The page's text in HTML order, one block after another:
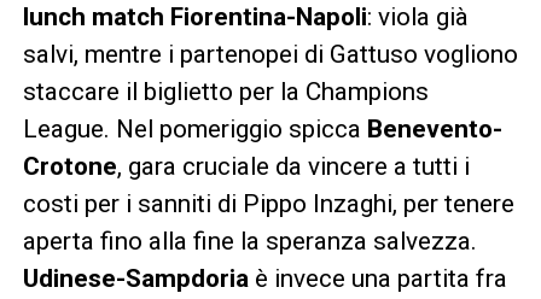
lunch match Fiorentina-Napoli: viola già
salvi, mentre i partenopei di Gattuso vogliono
staccare il biglietto per la Champions
League. Nel pomeriggio spicca Benevento-
Crotone, gara cruciale da vincere a tutti i
costi per i sanniti di Pippo Inzaghi, per tenere
aperta fino alla fine la speranza salvezza.
Udinese-Sampdoria è invece una partita fra